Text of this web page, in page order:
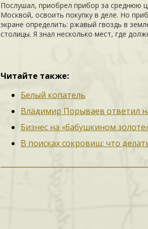
Послушал, приобрел прибор за среднюю
Москвой, освоить покупку в деле. Но
экране определить: ржавый гвоздь в
столицы. Я знал несколько мест, где
Читайте также:
Белый копатель
Владимир Порываев ответил
Бизнес на «бабушкином
В поисках сокровищ: что